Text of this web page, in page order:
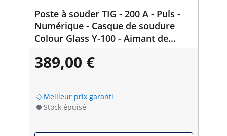
Poste à souder TIG - 200 A - Puls -
Numérique - Casque de soudure
Colour Glass Y-100 - Aimant de
389,00 €
Meilleur prix garanti
Stock épuisé